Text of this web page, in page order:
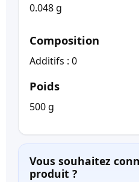
0.048 g
Composition
Additifs : 0
Poids
500 g
Vous souhaitez
produit ?